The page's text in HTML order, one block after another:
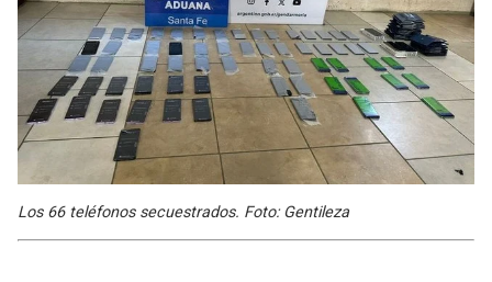
Los 66 teléfonos secuestrados. Foto: Gentileza